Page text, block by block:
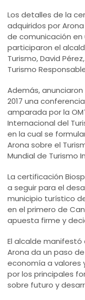
Los detalles de la
adquiridos por
de comunicación
participaron el
Turismo, David
Turismo
Además,
2017 una
amparada por la
Internacional del
en la cual se
Arona sobre el
Mundial de Turismo
La certificación
a seguir para el
municipio turístico
en el primero de
apuesta firme y
El alcalde
Arona da un paso
economía a valores
por los principales
sobre futuro y